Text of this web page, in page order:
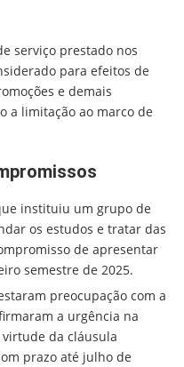
serviço prestado nos
para efeitos de
e demais
a limitação ao marco de
instituiu um grupo de
os estudos e tratar das
de apresentar
semestre de 2025.
preocupação com a
a urgência na
da cláusula
prazo até julho de